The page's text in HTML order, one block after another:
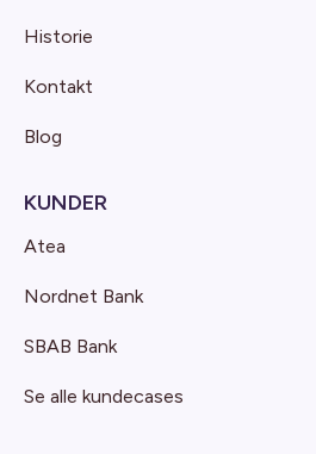
Historie
Kontakt
Blog
KUNDER
Atea
Nordnet Bank
SBAB Bank
Se alle kundecases